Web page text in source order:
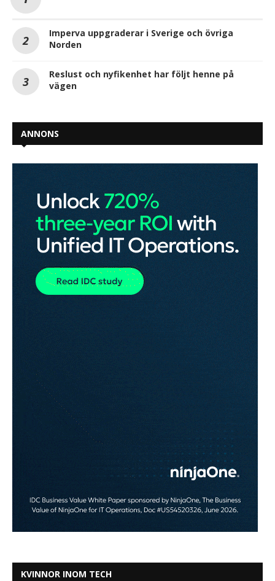
Imperva uppgraderar i Sverige och övriga
Norden
Reslust och nyfikenhet har följt henne på
vägen
ANNONS
KVINNOR INOM TECH